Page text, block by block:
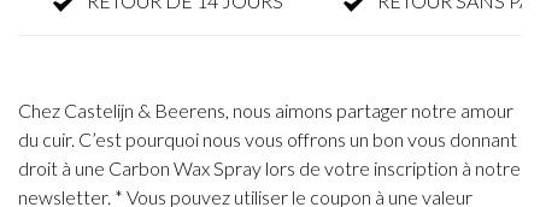
Chez Castelijn & Beerens, nous aimons partager notre amour
du cuir. C’est pourquoi nous vous offrons un bon vous donnant
droit à une Carbon Wax Spray lors de votre inscription à notre
newsletter. * Vous pouvez utiliser le coupon à une valeur